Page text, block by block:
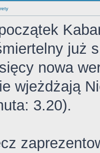
już
nowa
wjeżdżają
3.20).